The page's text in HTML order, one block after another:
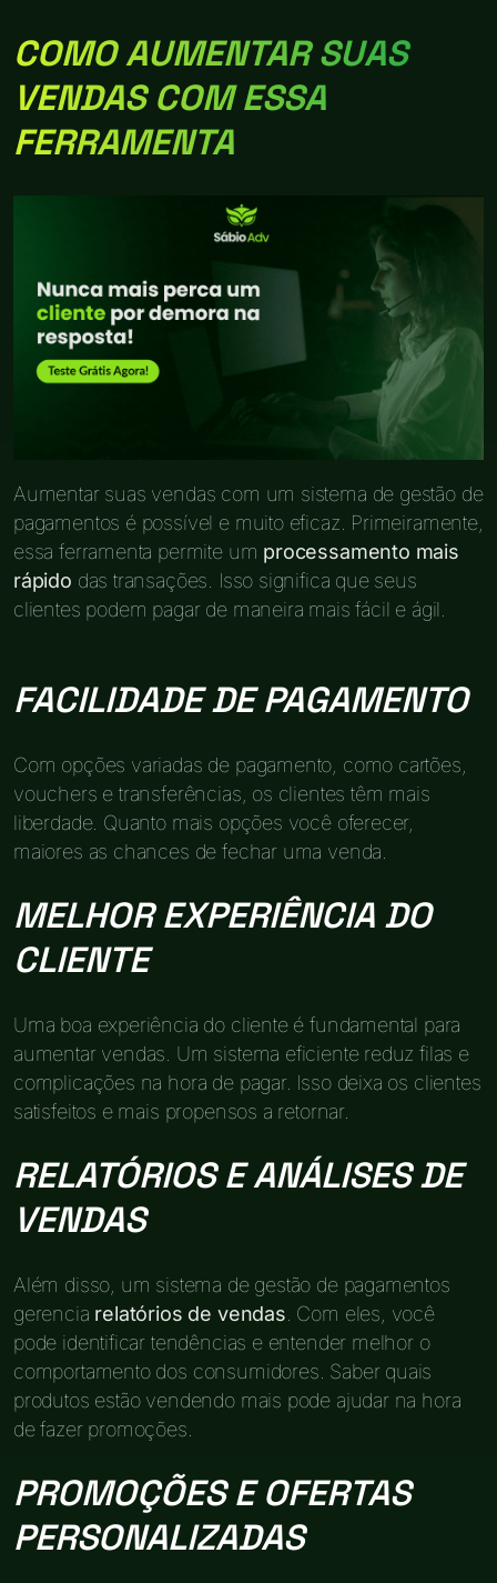
COMO AUMENTAR SUAS
VENDAS COM ESSA
FERRAMENTA
Aumentar suas vendas com um sistema de gestão de
pagamentos é possível e muito eficaz. Primeiramente,
essa ferramenta permite um processamento mais
rápido das transações. Isso significa que seus
clientes podem pagar de maneira mais fácil e ágil.
FACILIDADE DE PAGAMENTO
Com opções variadas de pagamento, como cartões,
vouchers e transferências, os clientes têm mais
liberdade. Quanto mais opções você oferecer,
maiores as chances de fechar uma venda.
MELHOR EXPERIÊNCIA DO
CLIENTE
Uma boa experiência do cliente é fundamental para
aumentar vendas. Um sistema eficiente reduz filas e
complicações na hora de pagar. Isso deixa os clientes
satisfeitos e mais propensos a retornar.
RELATÓRIOS E ANÁLISES DE
VENDAS
Além disso, um sistema de gestão de pagamentos
gerencia relatórios de vendas . Com eles, você
pode identificar tendências e entender melhor o
comportamento dos consumidores. Saber quais
produtos estão vendendo mais pode ajudar na hora
de fazer promoções.
PROMOÇÕES E OFERTAS
PERSONALIZADAS